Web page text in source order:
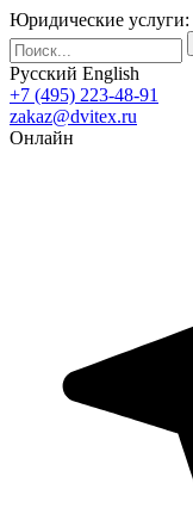
Юридические услуги:
Русский English
+7 (495) 223-48-91
zakaz@dvitex.ru
Онлайн